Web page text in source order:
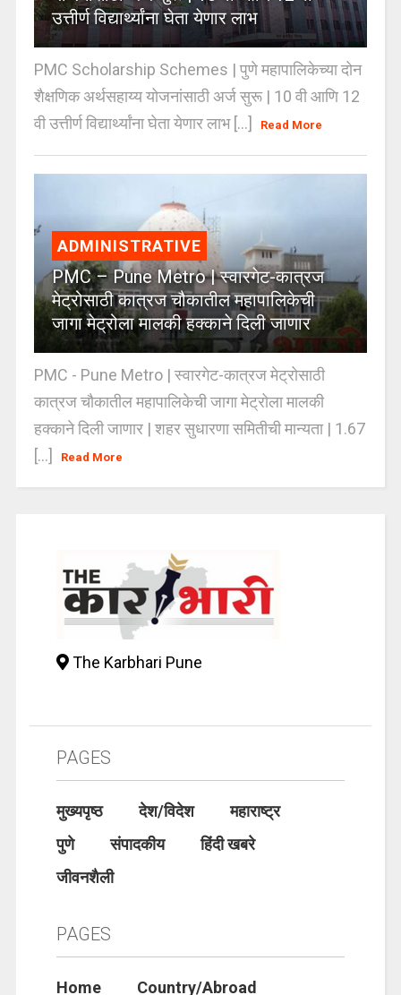
उत्तीर्ण विद्यार्थ्यांना घेता येणार लाभ
PMC Scholarship Schemes | पुणे महापालिकेच्या दोन
शैक्षणिक अर्थसहाय्य योजनांसाठी अर्ज सुरू | 10 वी आणि 12
वी उत्तीर्ण विद्यार्थ्यांना घेता येणार लाभ [...]
Read More
ADMINISTRATIVE
PMC – Pune Metro | स्वारगेट-कात्रज
मेट्रोसाठी कात्रज चौकातील महापालिकेची
जागा मेट्रोला मालकी हक्काने दिली जाणार
PMC - Pune Metro | स्वारगेट-कात्रज मेट्रोसाठी
कात्रज चौकातील महापालिकेची जागा मेट्रोला मालकी
हक्काने दिली जाणार | शहर सुधारणा समितीची मान्यता | 1.67
[...]
Read More
The Karbhari Pune
PAGES
मुख्यपृष्ठ देश/विदेश
महाराष्ट्र
पुणे
संपादकीय
हिंदी खबरे
जीवनशैली
PAGES
Home Country/Abroad